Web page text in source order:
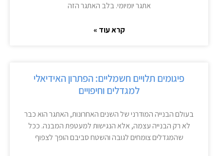
אתגר יומיומי. בלב האתגר הזה
קרא עוד »
פיגומים תלויים חשמליים: הפתרון האידיאלי
למגדלים וחיפויים
בעולם הבנייה המודרני של השנים האחרונות, האתגר הוא כבר
לא רק הבנייה עצמה, אלא הנגישות למעטפת המבנה. ככל
שהמגדלים צומחים לגובה והשטח סביבם הופך לצפוף